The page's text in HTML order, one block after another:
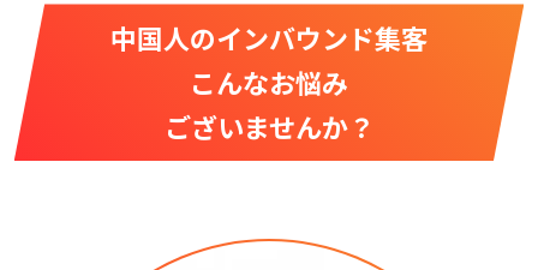
中国人のインバウンド集客
こんなお悩み
ございませんか？